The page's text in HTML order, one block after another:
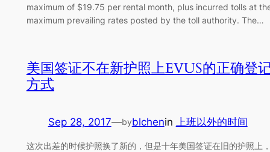
maximum of $19.75 per rental month, plus incurred tolls at
maximum prevailing rates posted by the toll authority. The…
美国签证不在新护照上EVUS的正确登
方式
Sep 28, 2017—byblchenin 上班以外的时间
这次出差的时候护照换了新的，但是十年美国签证在旧的护照上